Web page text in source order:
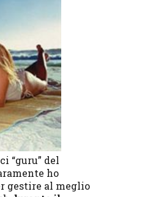
“guru” del
ho
gestire al meglio